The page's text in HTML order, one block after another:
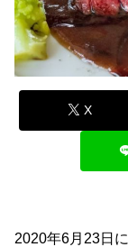
X
2020年6月23日